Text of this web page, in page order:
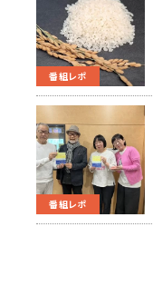
番組レポ
番組レポ